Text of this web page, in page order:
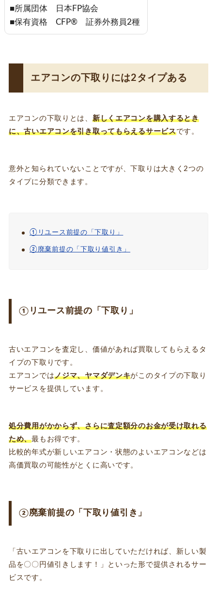
■所属団体 日本FP協会
■保有資格 CFP® 証券外務員2種
エアコンの下取りには2タイプある
エアコンの下取りとは、 新しくエアコンを購入するとき
に、古いエアコンを引き取ってもらえるサービスです。
意外と知られていないことですが、下取りは大きく2つの
タイプに分類できます。
①リユース前提の「下取り」
②廃棄前提の「下取り値引き」
①リユース前提の「下取り」
古いエアコンを査定し、価値があれば買取してもらえるタ
イプの下取りです。
エアコンではノジマ、ヤマダデンキがこのタイプの下取り
サービスを提供しています。
処分費用がかからず、さらに査定額分のお金が受け取れる
ため、最もお得です。
比較的年式が新しいエアコン・状態のよいエアコンなどは
高価買取の可能性がとくに高いです。
②廃棄前提の「下取り値引き」
「古いエアコンを下取りに出していただければ、新しい製
品を〇〇円値引きします！」といった形で提供されるサー
ビスです。